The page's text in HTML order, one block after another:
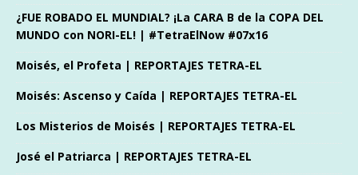
¿FUE ROBADO EL MUNDIAL? ¡La CARA B de la COPA DEL
MUNDO con NORI-EL! | #TetraElNow #07x16
Moisés, el Profeta | REPORTAJES TETRA-EL
Moisés: Ascenso y Caída | REPORTAJES TETRA-EL
Los Misterios de Moisés | REPORTAJES TETRA-EL
José el Patriarca | REPORTAJES TETRA-EL